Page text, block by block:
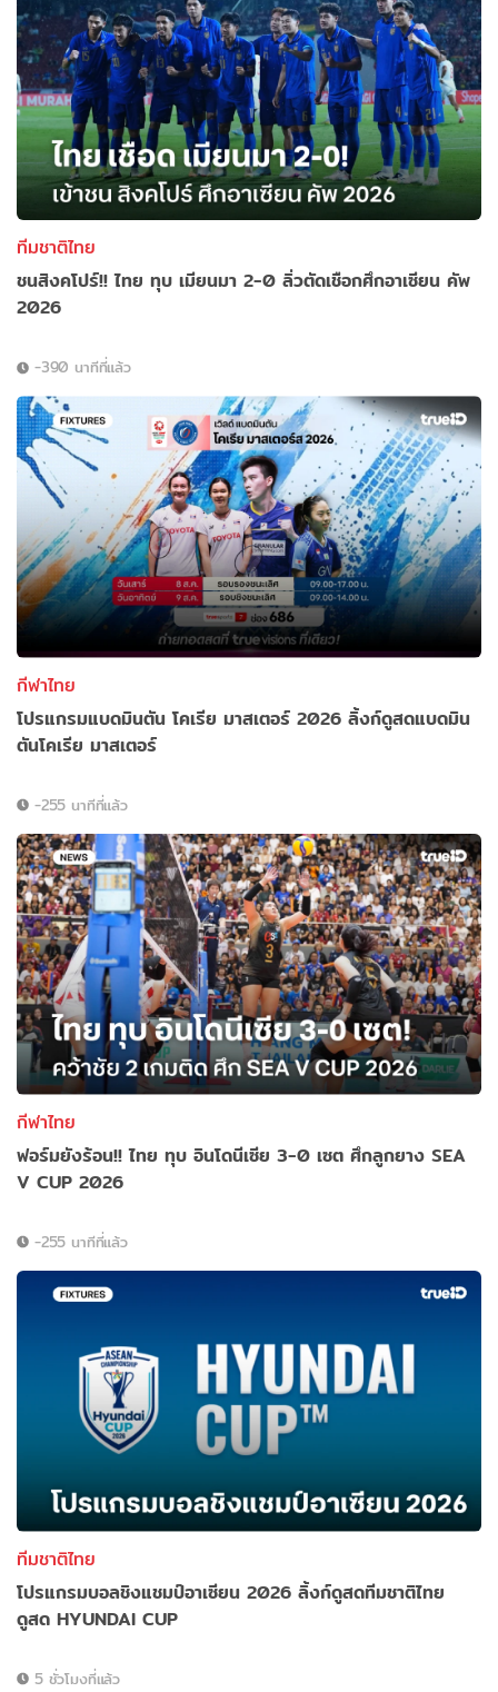
ทีมชาติไทย
ชนสิงคโปร์!! ไทย ทุบ เมียนมา 2-0 ลิ่วตัดเชือกศึกอาเซียน คัพ
2026
-390 นาทีที่แล้ว
กีฬาไทย
โปรแกรมแบดมินตัน โคเรีย มาสเตอร์ 2026 ลิ้งก์ดูสดแบดมิน
ตันโคเรีย มาสเตอร์
-255 นาทีที่แล้ว
กีฬาไทย
ฟอร์มยังร้อน!! ไทย ทุบ อินโดนีเซีย 3-0 เซต ศึกลูกยาง SEA
V CUP 2026
-255 นาทีที่แล้ว
ทีมชาติไทย
โปรแกรมบอลชิงแชมป์อาเซียน 2026 ลิ้งก์ดูสดทีมชาติไทย
ดูสด HYUNDAI CUP
5 ชั่วโมงที่แล้ว